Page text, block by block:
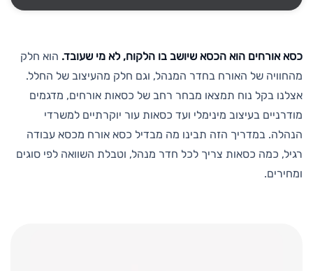
כסא אורחים הוא הכסא שיושב בו הלקוח, לא מי שעובד. הוא חלק
מהחוויה של האורח בחדר המנהל, וגם חלק מהעיצוב של החלל.
אצלנו בקל נוח תמצאו מבחר רחב של כסאות אורחים, מדגמים
מודרניים בעיצוב מינימלי ועד כסאות עור יוקרתיים למשרדי
הנהלה. במדריך הזה תבינו מה מבדיל כסא אורח מכסא עבודה
רגיל, כמה כסאות צריך לכל חדר מנהל, וטבלת השוואה לפי סוגים
ומחירים.